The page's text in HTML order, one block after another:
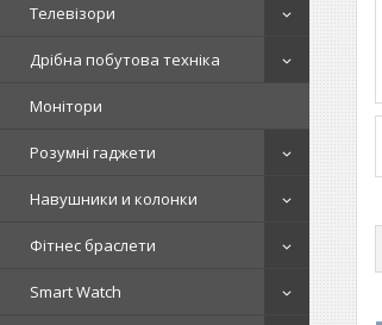
Телевізори
Дрібна побутова техніка
Монітори
Розумні гаджети
Навушники и колонки
Фітнес браслети
Smart Watch